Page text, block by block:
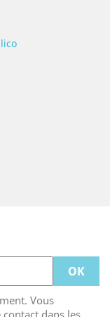
Vous
dans les